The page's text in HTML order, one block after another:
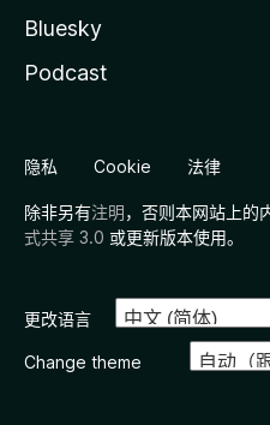
Bluesky
Podcast
隐私 Cookie 法律
除非另有注明，否则本网站上的
式共享 3.0 或更新版本使用。
更改语言
Change theme